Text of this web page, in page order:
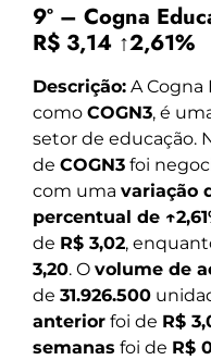
9º – Cogna
R$ 3,14 ↑2,61%
Descrição: A Cogna
como COGN3, é
setor de educação.
de COGN3 foi
com uma variação
percentual de
de R$ 3,02,
3,20. O volume de
de 31.926.500
anterior foi de R$
semanas foi de R$